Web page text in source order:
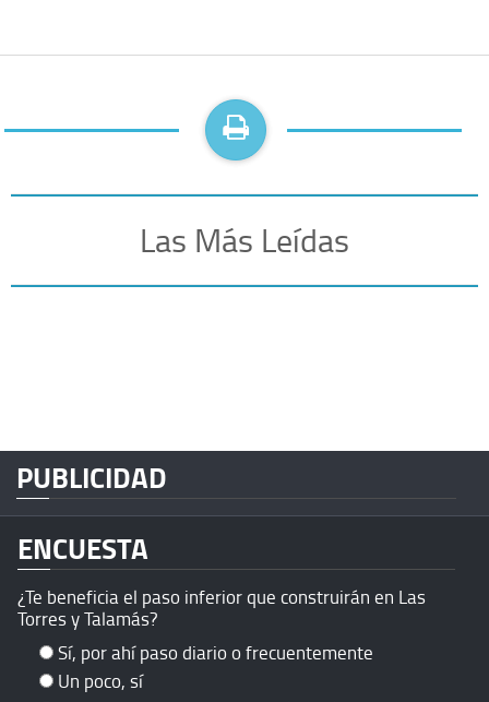
Las Más Leídas
PUBLICIDAD
ENCUESTA
¿Te beneficia el paso inferior que construirán en Las
Torres y Talamás?
Sí, por ahí paso diario o frecuentemente
Un poco, sí